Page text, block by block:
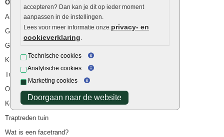
accepteren? Dan kan je dit op ieder moment
aanpassen in de instellingen.
Lees voor meer informatie onze privacy- en
cookieverklaring.
Technische cookies
Analytische cookies
Marketing cookies
Doorgaan naar de website
Overig
Aanbiedingen
Goedkope bestrating
Goedkope tuintegels
Kunstgras
Tuintegels outlet
Opsluitbanden plaatsen
Keerwanden
Traptreden tuin
Wat is een facetrand?